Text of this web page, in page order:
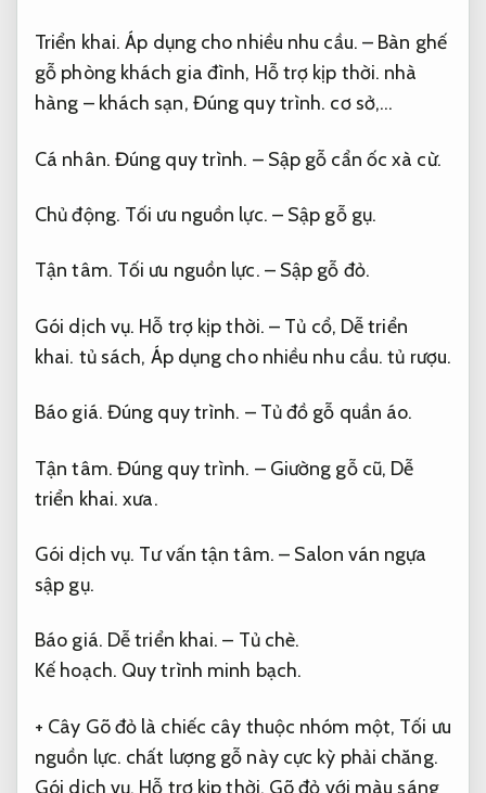
Triển khai. Áp dụng cho nhiều nhu cầu. – Bàn ghế
gỗ phòng khách gia đình, Hỗ trợ kịp thời. nhà
hàng – khách sạn, Đúng quy trình. cơ sở,…
Cá nhân. Đúng quy trình. – Sập gỗ cẩn ốc xà cừ.
Chủ động. Tối ưu nguồn lực. – Sập gỗ gụ.
Tận tâm. Tối ưu nguồn lực. – Sập gỗ đỏ.
Gói dịch vụ. Hỗ trợ kịp thời. – Tủ cổ, Dễ triển
khai. tủ sách, Áp dụng cho nhiều nhu cầu. tủ rượu.
Báo giá. Đúng quy trình. – Tủ đồ gỗ quần áo.
Tận tâm. Đúng quy trình. – Giường gỗ cũ, Dễ
triển khai. xưa.
Gói dịch vụ. Tư vấn tận tâm. – Salon ván ngựa
sập gụ.
Báo giá. Dễ triển khai. – Tủ chè.
Kế hoạch. Quy trình minh bạch.
+ Cây Gõ đỏ là chiếc cây thuộc nhóm một, Tối ưu
nguồn lực. chất lượng gỗ này cực kỳ phải chăng.
Gói dịch vụ. Hỗ trợ kịp thời. Gõ đỏ với màu sáng